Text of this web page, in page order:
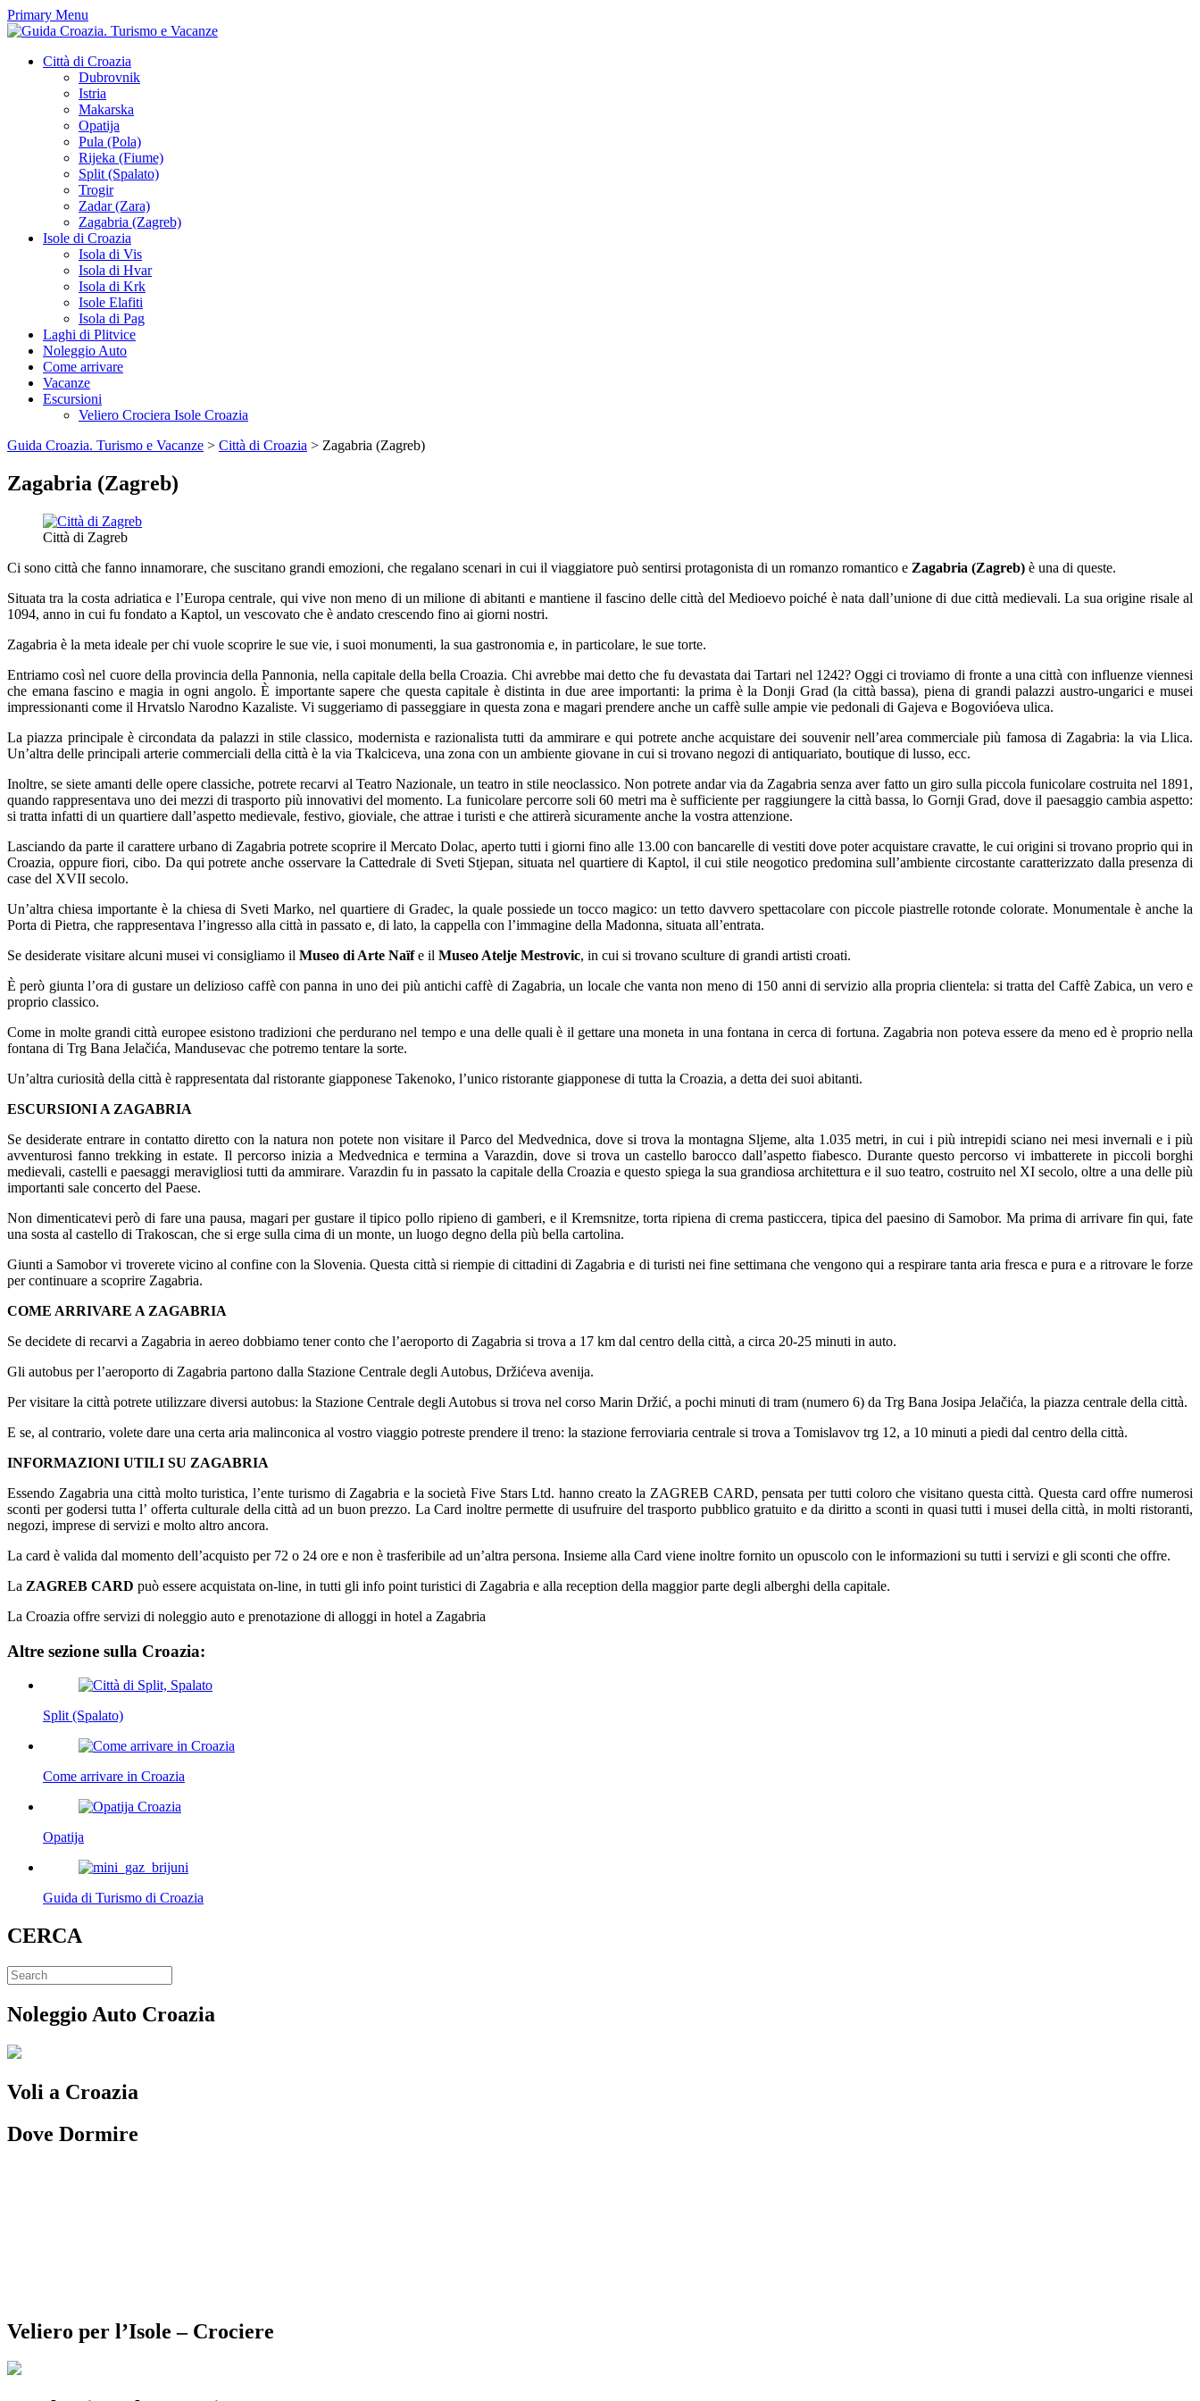
Primary Menu
Città di Croazia
Dubrovnik
Istria
Makarska
Opatija
Pula (Pola)
Rijeka (Fiume)
Split (Spalato)
Trogir
Zadar (Zara)
Zagabria (Zagreb)
Isole di Croazia
Isola di Vis
Isola di Hvar
Isola di Krk
Isole Elafiti
Isola di Pag
Laghi di Plitvice
Noleggio Auto
Come arrivare
Vacanze
Escursioni
Veliero Crociera Isole Croazia
Guida Croazia. Turismo e Vacanze > Città di Croazia > Zagabria (Zagreb)
Zagabria (Zagreb)
Città di Zagreb
Ci sono città che fanno innamorare, che suscitano grandi emozioni, che regalano scenari in cui il viaggiatore può sentirsi protagonista di un romanzo romantico e Zagabria (Zagreb) è una di queste.
Situata tra la costa adriatica e l’Europa centrale, qui vive non meno di un milione di abitanti e mantiene il fascino delle città del Medioevo poiché è nata dall’unione di due città medievali. La sua origine risale al
1094, anno in cui fu fondato a Kaptol, un vescovato che è andato crescendo fino ai giorni nostri.
Zagabria è la meta ideale per chi vuole scoprire le sue vie, i suoi monumenti, la sua gastronomia e, in particolare, le sue torte.
Entriamo così nel cuore della provincia della Pannonia, nella capitale della bella Croazia. Chi avrebbe mai detto che fu devastata dai Tartari nel 1242? Oggi ci troviamo di fronte a una città con influenze viennesi
che emana fascino e magia in ogni angolo. È importante sapere che questa capitale è distinta in due aree importanti: la prima è la Donji Grad (la città bassa), piena di grandi palazzi austro-ungarici e musei
impressionanti come il Hrvatslo Narodno Kazaliste. Vi suggeriamo di passeggiare in questa zona e magari prendere anche un caffè sulle ampie vie pedonali di Gajeva e Bogovióeva ulica.
La piazza principale è circondata da palazzi in stile classico, modernista e razionalista tutti da ammirare e qui potrete anche acquistare dei souvenir nell’area commerciale più famosa di Zagabria: la via Llica.
Un’altra delle principali arterie commerciali della città è la via Tkalciceva, una zona con un ambiente giovane in cui si trovano negozi di antiquariato, boutique di lusso, ecc.
Inoltre, se siete amanti delle opere classiche, potrete recarvi al Teatro Nazionale, un teatro in stile neoclassico. Non potrete andar via da Zagabria senza aver fatto un giro sulla piccola funicolare costruita nel 1891,
quando rappresentava uno dei mezzi di trasporto più innovativi del momento. La funicolare percorre soli 60 metri ma è sufficiente per raggiungere la città bassa, lo Gornji Grad, dove il paesaggio cambia aspetto:
si tratta infatti di un quartiere dall’aspetto medievale, festivo, gioviale, che attrae i turisti e che attirerà sicuramente anche la vostra attenzione.
Lasciando da parte il carattere urbano di Zagabria potrete scoprire il Mercato Dolac, aperto tutti i giorni fino alle 13.00 con bancarelle di vestiti dove poter acquistare cravatte, le cui origini si trovano proprio qui in
Croazia, oppure fiori, cibo. Da qui potrete anche osservare la Cattedrale di Sveti Stjepan, situata nel quartiere di Kaptol, il cui stile neogotico predomina sull’ambiente circostante caratterizzato dalla presenza di
case del XVII secolo.
Un’altra chiesa importante è la chiesa di Sveti Marko, nel quartiere di Gradec, la quale possiede un tocco magico: un tetto davvero spettacolare con piccole piastrelle rotonde colorate. Monumentale è anche la
Porta di Pietra, che rappresentava l’ingresso alla città in passato e, di lato, la cappella con l’immagine della Madonna, situata all’entrata.
Se desiderate visitare alcuni musei vi consigliamo il Museo di Arte Naïfe il Museo Atelje Mestrovic, in cui si trovano sculture di grandi artisti croati.
È però giunta l’ora di gustare un delizioso caffè con panna in uno dei più antichi caffè di Zagabria, un locale che vanta non meno di 150 anni di servizio alla propria clientela: si tratta del Caffè Zabica, un vero e
proprio classico.
Come in molte grandi città europee esistono tradizioni che perdurano nel tempo e una delle quali è il gettare una moneta in una fontana in cerca di fortuna. Zagabria non poteva essere da meno ed è proprio nella
fontana di Trg Bana Jelačića, Mandusevac che potremo tentare la sorte.
Un’altra curiosità della città è rappresentata dal ristorante giapponese Takenoko, l’unico ristorante giapponese di tutta la Croazia, a detta dei suoi abitanti.
ESCURSIONI A ZAGABRIA
Se desiderate entrare in contatto diretto con la natura non potete non visitare il Parco del Medvednica, dove si trova la montagna Sljeme, alta 1.035 metri, in cui i più intrepidi sciano nei mesi invernali e i più
avventurosi fanno trekking in estate. Il percorso inizia a Medvednica e termina a Varazdin, dove si trova un castello barocco dall’aspetto fiabesco. Durante questo percorso vi imbatterete in piccoli borghi
medievali, castelli e paesaggi meravigliosi tutti da ammirare. Varazdin fu in passato la capitale della Croazia e questo spiega la sua grandiosa architettura e il suo teatro, costruito nel XI secolo, oltre a una delle più
importanti sale concerto del Paese.
Non dimenticatevi però di fare una pausa, magari per gustare il tipico pollo ripieno di gamberi, e il Kremsnitze, torta ripiena di crema pasticcera, tipica del paesino di Samobor. Ma prima di arrivare fin qui, fate
una sosta al castello di Trakoscan, che si erge sulla cima di un monte, un luogo degno della più bella cartolina.
Giunti a Samobor vi troverete vicino al confine con la Slovenia. Questa città si riempie di cittadini di Zagabria e di turisti nei fine settimana che vengono qui a respirare tanta aria fresca e pura e a ritrovare le forze
per continuare a scoprire Zagabria.
COME ARRIVARE A ZAGABRIA
Se decidete di recarvi a Zagabria in aereo dobbiamo tener conto che l’aeroporto di Zagabria si trova a 17 km dal centro della città, a circa 20-25 minuti in auto.
Gli autobus per l’aeroporto di Zagabria partono dalla Stazione Centrale degli Autobus, Držićeva avenija.
Per visitare la città potrete utilizzare diversi autobus: la Stazione Centrale degli Autobus si trova nel corso Marin Držić, a pochi minuti di tram (numero 6) da Trg Bana Josipa Jelačića, la piazza centrale della città.
E se, al contrario, volete dare una certa aria malinconica al vostro viaggio potreste prendere il treno: la stazione ferroviaria centrale si trova a Tomislavov trg 12, a 10 minuti a piedi dal centro della città.
INFORMAZIONI UTILI SU ZAGABRIA
Essendo Zagabria una città molto turistica, l’ente turismo di Zagabria e la società Five Stars Ltd. hanno creato la ZAGREB CARD, pensata per tutti coloro che visitano questa città. Questa card offre numerosi
sconti per godersi tutta l’ offerta culturale della città ad un buon prezzo. La Card inoltre permette di usufruire del trasporto pubblico gratuito e da diritto a sconti in quasi tutti i musei della città, in molti ristoranti,
negozi, imprese di servizi e molto altro ancora.
La card è valida dal momento dell’acquisto per 72 o 24 ore e non è trasferibile ad un’altra persona. Insieme alla Card viene inoltre fornito un opuscolo con le informazioni su tutti i servizi e gli sconti che offre.
La ZAGREB CARD può essere acquistata on-line, in tutti gli info point turistici di Zagabria e alla reception della maggior parte degli alberghi della capitale.
La Croazia offre servizi di noleggio auto e prenotazione di alloggi in hotel a Zagabria
Altre sezione sulla Croazia:
Split (Spalato)
Come arrivare in Croazia
Opatija
Guida di Turismo di Croazia
CERCA
Noleggio Auto Croazia
Voli a Croazia
Dove Dormire
Veliero per l’Isole – Crociere